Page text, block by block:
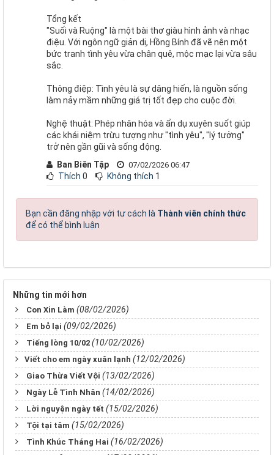
Tổng kết
"Suối và Ruộng" là một bài thơ giàu hình ảnh và nhạc
điệu. Với ngôn ngữ giản dị, Hồng Bính đã vẽ nên một
bức tranh tình yêu vừa chân quê, mộc mạc lại vừa sâu
sắc.
Thông điệp: Tình yêu là sự dâng hiến, là nguồn sống
làm nảy mầm những giá trị tốt đẹp cho cuộc đời.
Nghệ thuật: Phép nhân hóa và ẩn dụ xuyên suốt giúp
các khái niệm trừu tượng như "tình yêu", "lý tưởng"
trở nên gần gũi và sống động.
Ban Biên Tập
07/02/2026 06:47
Thích 0 Không thích 1
Bạn cần đăng nhập với tư cách là Thành viên chính thức
để có thể bình luận
Những tin mới hơn
Con Xin Làm (08/02/2026)
Em bỏ lại (09/02/2026)
Tiếng lòng 10/02 (10/02/2026)
​​​​​​​Viết cho em ngày xuân lạnh (12/02/2026)
Giao Thừa Viết Vội (13/02/2026)
Ngày Lễ Tình Nhân (14/02/2026)
Lời nguyện ngày tết (15/02/2026)
Tội tại tâm (15/02/2026)
Tình Khúc Tháng Hai (16/02/2026)